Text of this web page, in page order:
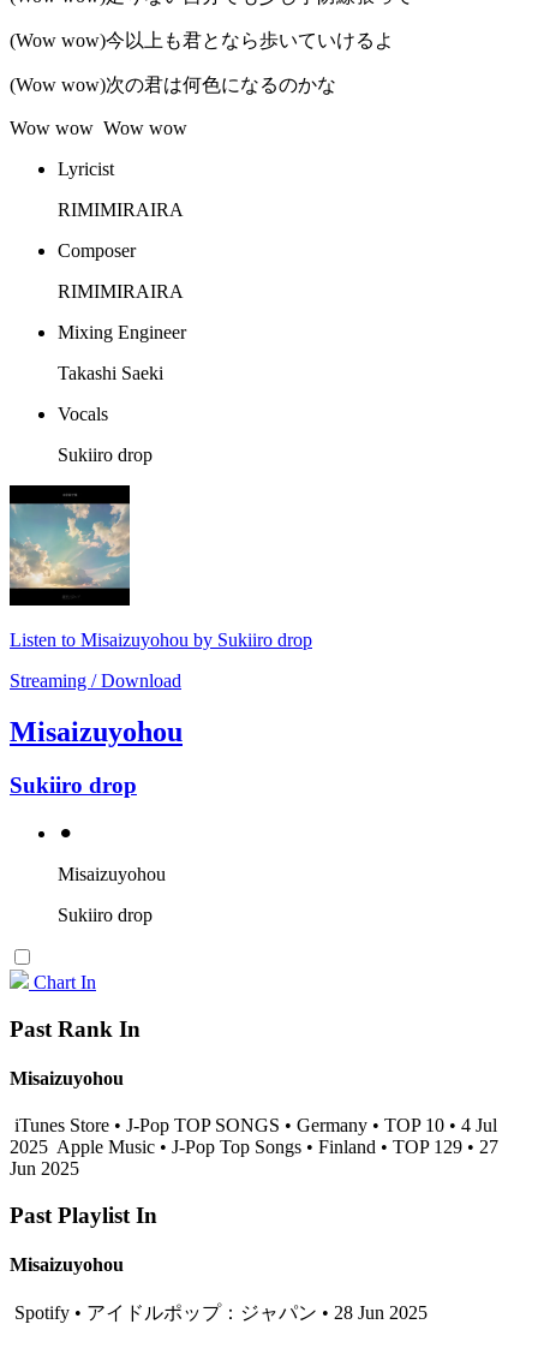
(Wow wow)今以上も君となら歩いていけるよ
(Wow wow)次の君は何色になるのかな
Wow wow Wow wow
Lyricist
RIMIMIRAIRA
Composer
RIMIMIRAIRA
Mixing Engineer
Takashi Saeki
Vocals
Sukiiro drop
Listen to Misaizuyohou by Sukiiro drop
Streaming / Download
Misaizuyohou
Sukiiro drop
⚫︎
Misaizuyohou
Sukiiro drop
Chart In
Past Rank In
Misaizuyohou
iTunes Store • J-Pop TOP SONGS • Germany • TOP 10 • 4 Jul
2025 Apple Music • J-Pop Top Songs • Finland • TOP 129 • 27
Jun 2025
Past Playlist In
Misaizuyohou
Spotify • アイドルポップ：ジャパン • 28 Jun 2025